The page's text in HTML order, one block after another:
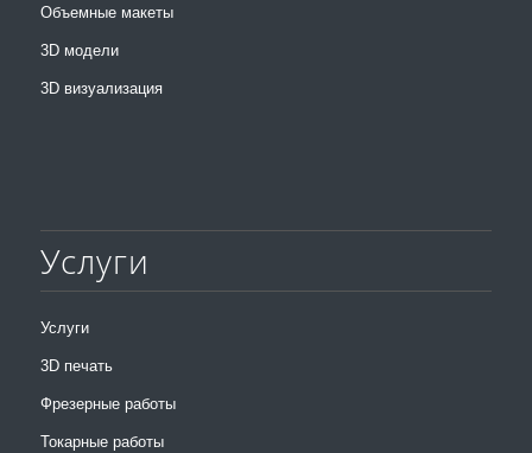
Объемные макеты
3D модели
3D визуализация
Услуги
Услуги
3D печать
Фрезерные работы
Токарные работы